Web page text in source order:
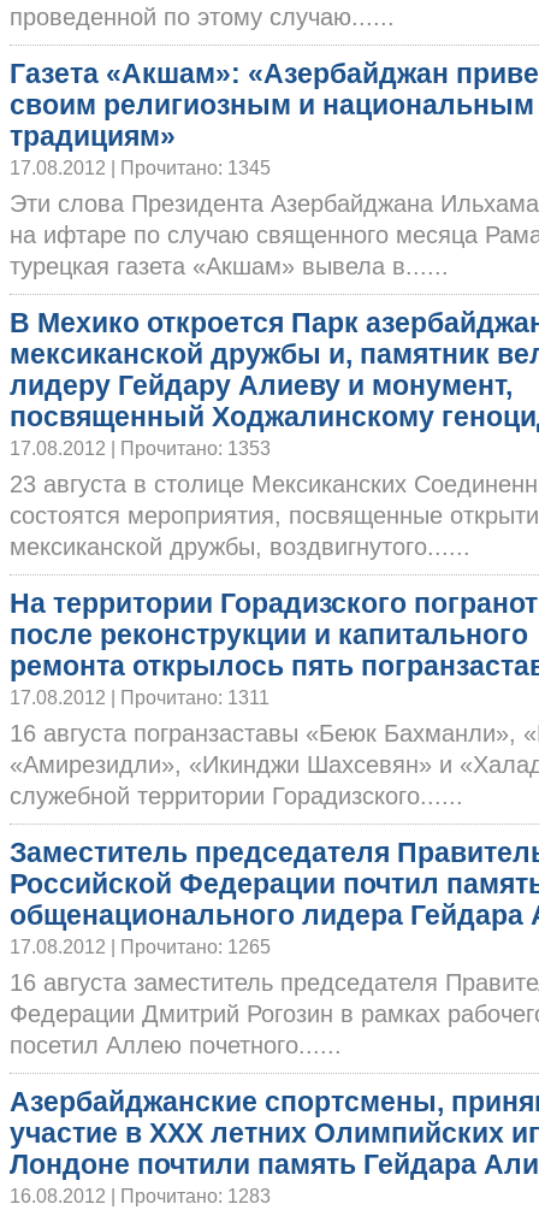
проведенной по этому случаю......
Газета «Акшам»: «Азербайджан
своим религиозным и национальным
традициям»
17.08.2012 | Прочитано: 1345
Эти слова Президента Азербайджана
на ифтаре по случаю священного месяца
турецкая газета «Акшам» вывела в......
В Мехико откроется Парк
мексиканской дружбы и, памятник
лидеру Гейдару Алиеву и монумент,
посвященный Ходжалинскому
17.08.2012 | Прочитано: 1353
23 августа в столице Мексиканских
состоятся мероприятия, посвященные
мексиканской дружбы, воздвигнутого......
На территории Горадизского
после реконструкции и капитального
ремонта открылось пять
17.08.2012 | Прочитано: 1311
16 августа погранзаставы «Беюк Бахманли»,
«Амирезидли», «Икинджи Шахсевян» и
служебной территории Горадизского......
Заместитель председателя
Российской Федерации почтил
общенационального лидера Гейдара
17.08.2012 | Прочитано: 1265
16 августа заместитель председателя
Федерации Дмитрий Рогозин в рамках
посетил Аллею почетного......
Азербайджанские спортсмены,
участие в XXX летних Олимпийских
Лондоне почтили память Гейдара
16.08.2012 | Прочитано: 1283